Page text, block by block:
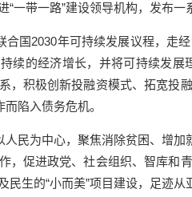
“一带一路”建设领导机构，发布
合国2030年可持续发展议程，
续的经济增长，并将可持续发
，积极创新投融资模式、拓宽投
陷入债务危机。
人民为中心，聚焦消除贫困、增
，促进政党、社会组织、智库和
民生的“小而美”项目建设，足迹